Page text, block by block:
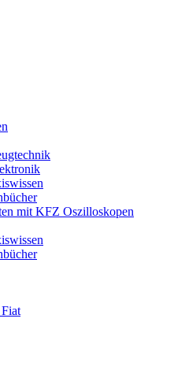
mit KFZ Oszilloskopen